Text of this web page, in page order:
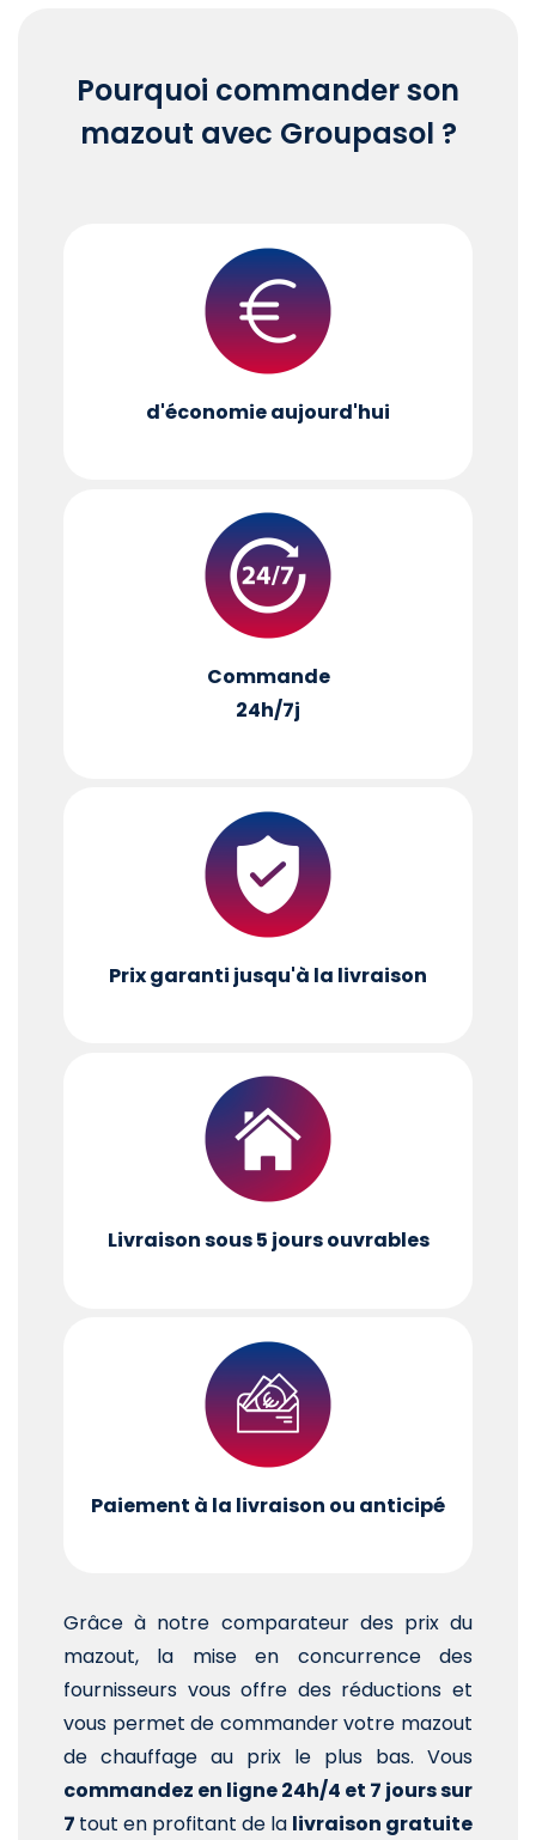
Pourquoi commander son
mazout avec Groupasol ?
d'économie aujourd'hui
Commande
24h/7j
Prix garanti jusqu'à la livraison
Livraison sous 5 jours ouvrables
Paiement à la livraison ou anticipé
Grâce à notre comparateur des prix du
mazout, la mise en concurrence des
fournisseurs vous offre des réductions et
vous permet de commander votre mazout
de chauffage au prix le plus bas. Vous
commandez en ligne 24h/4 et 7 jours sur
7 tout en profitant de la livraison gratuite